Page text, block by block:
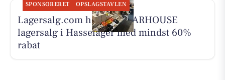
SPONSORERET OPSLAGSTAVLEN
Lagersalg.com holder WEARHOUSE
lagersalg i Hasselager med mindst 60%
rabat